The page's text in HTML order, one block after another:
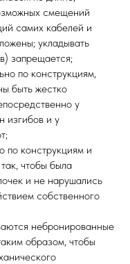
смещений
самих кабелей и
укладывать
запрещается;
по конструкциям,
быть жестко
у
изгибов и у
по конструкциям и
чтобы была
и не нарушались
собственного
небронированные
образом, чтобы